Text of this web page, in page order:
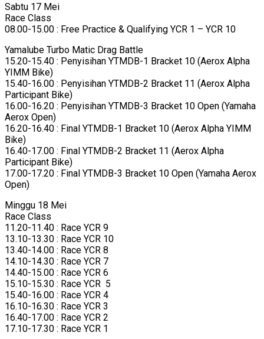
Sabtu 17 Mei
Race Class
08.00-15.00 : Free Practice & Qualifying YCR 1 – YCR 10
Yamalube Turbo Matic Drag Battle
15.20-15.40 : Penyisihan YTMDB-1 Bracket 10 (Aerox Alpha
YIMM Bike)
15.40-16.00 : Penyisihan YTMDB-2 Bracket 11 (Aerox Alpha
Participant Bike)
16.00-16.20 : Penyisihan YTMDB-3 Bracket 10 Open (Yamaha
Aerox Open)
16.20-16.40 : Final YTMDB-1 Bracket 10 (Aerox Alpha YIMM
Bike)
16.40-17.00 : Final YTMDB-2 Bracket 11 (Aerox Alpha
Participant Bike)
17.00-17.20 : Final YTMDB-3 Bracket 10 Open (Yamaha Aerox
Open)
Minggu 18 Mei
Race Class
11.20-11.40 : Race YCR 9
13.10-13.30 : Race YCR 10
13.40-14.00 : Race YCR 8
14.10-14.30 : Race YCR 7
14.40-15.00 : Race YCR 6
15.10-15.30 : Race YCR 5
15.40-16.00 : Race YCR 4
16.10-16.30 : Race YCR 3
16.40-17.00 : Race YCR 2
17.10-17.30 : Race YCR 1